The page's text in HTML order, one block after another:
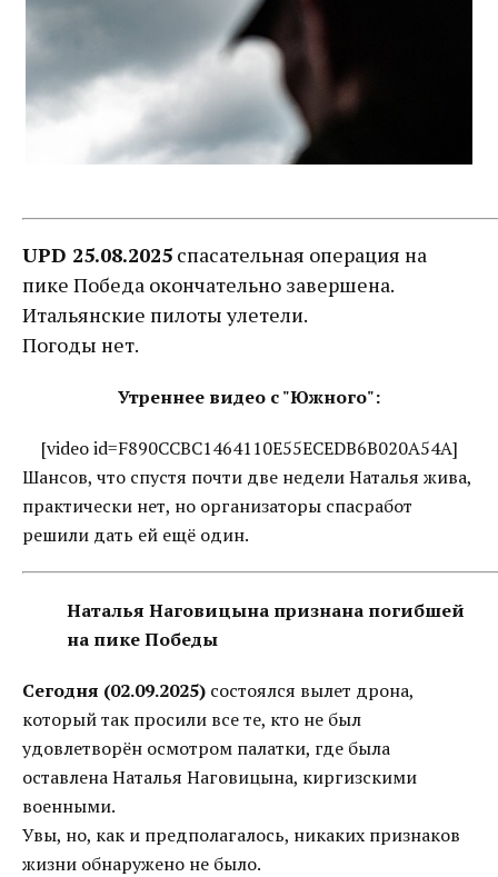
UPD 25.08.2025 спасательная операция на
пике Победа окончательно завершена.
Итальянские пилоты улетели.
Погоды нет.
Утреннее видео с "Южного":
[video id=F890CCBC1464110E55ECEDB6B020A54A]
Шансов, что спустя почти две недели Наталья жива,
практически нет, но организаторы спасработ
решили дать ей ещё один.
Наталья Наговицына признана погибшей
на пике Победы
Сегодня (02.09.2025) состоялся вылет дрона,
который так просили все те, кто не был
удовлетворён осмотром палатки, где была
оставлена Наталья Наговицына, киргизскими
военными.
Увы, но, как и предполагалось, никаких признаков
жизни обнаружено не было.